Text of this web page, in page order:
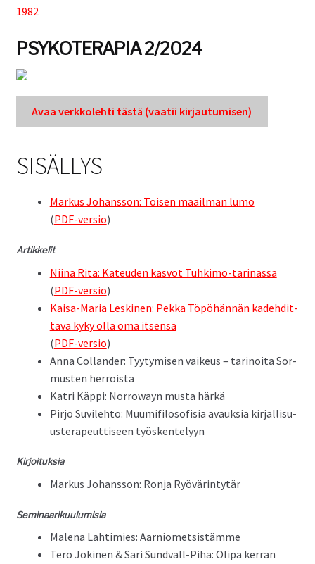
Tuki
Sisällysluettelot
Kirjaudu sisään
1982
PSYKOTERAPIA 2/2024
Avaa verkkole­hti tästä (vaatii kir­jau­tu­misen)
SISÄLLYS
Markus Johans­son: Toisen maail­man lumo
(PDF-ver­sio)
Artikke­lit
Niina Rita: Kateu­den kasvot Tuhki­mo-tari­nas­sa
(PDF-ver­sio)
Kaisa-Maria Lesk­i­nen: Pekka Töpöhän­nän kade­hdit­
ta­va kyky olla oma itsen­sä
(PDF-ver­sio)
Anna Col­lan­der: Tyy­tymisen vaikeus – tari­noi­ta Sor­
musten herroista
Katri Käp­pi: Nor­rowayn mus­ta härkä
Pir­jo Suvile­hto: Muumi­filosofisia avauk­sia kir­jal­lisu­
uster­apeut­tiseen työskentelyyn
Kir­joituk­sia
Markus Johans­son: Ron­ja Ryövärintytär
Sem­i­naariku­u­lu­misia
Male­na Lah­timies: Aarniometsistämme
Tero Joki­nen & Sari Sund­vall-Piha: Oli­pa ker­ran